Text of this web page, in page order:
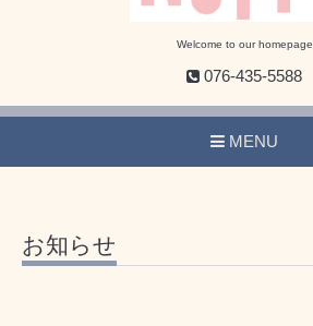
Welcome to our homepage
076-435-5588
MENU
お知らせ